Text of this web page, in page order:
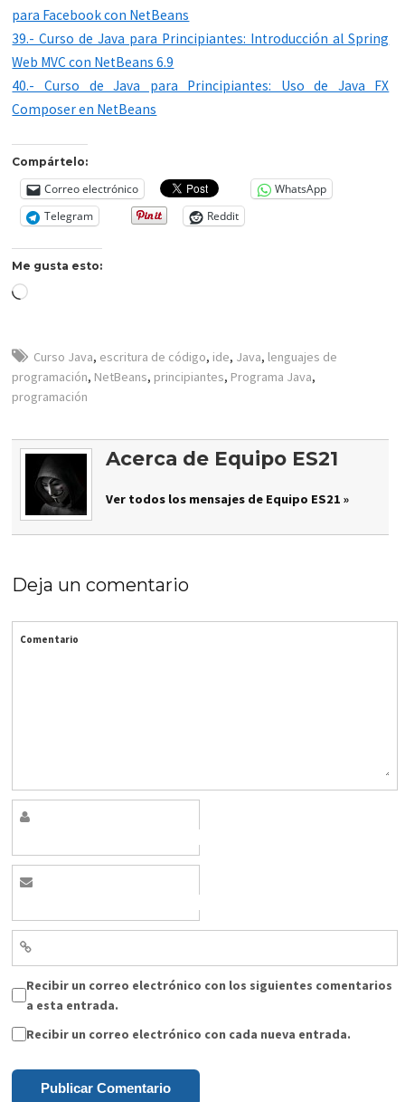
para Facebook con NetBeans
39.- Curso de Java para Principiantes: Introducción al Spring
Web MVC con NetBeans 6.9
40.- Curso de Java para Principiantes: Uso de Java FX
Composer en NetBeans
Compártelo:
Correo electrónico
WhatsApp
Telegram
Reddit
Me gusta esto:
Cargando...
Curso Java, escritura de código, ide, Java, lenguajes de
programación, NetBeans, principiantes, Programa Java,
programación
Acerca de Equipo ES21
Ver todos los mensajes de Equipo ES21 »
Deja un comentario
Comentario
Recibir un correo electrónico con los siguientes comentarios
a esta entrada.
Recibir un correo electrónico con cada nueva entrada.